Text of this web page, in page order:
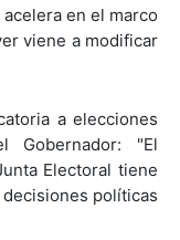
en el marco
viene a modificar
a elecciones
Gobernador: "El
Electoral tiene
políticas